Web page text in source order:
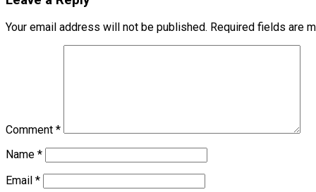
Your email address will not be published. Required fields are
Comment *
Name *
Email *